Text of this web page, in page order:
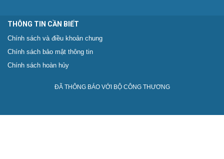
THÔNG TIN CẦN BIẾT
Chính sách và điều khoản chung
Chính sách bảo mật thông tin
Chính sách hoàn hủy
ĐÃ THÔNG BÁO VỚI BỘ CÔNG THƯƠNG